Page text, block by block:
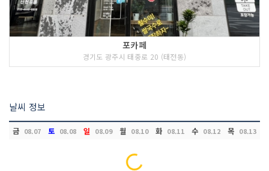
포카페
경기도 광주시 태중로 20 (태전동)
날씨 정보
금 08.07 토 08.08 일 08.09 월 08.10 화 08.11 수 08.12 목 08.13
Loading...